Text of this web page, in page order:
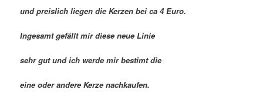
und preislich liegen die Kerzen bei ca 4 Euro.
Ingesamt gefällt mir diese neue Linie
sehr gut und ich werde mir bestimt die
eine oder andere Kerze nachkaufen.